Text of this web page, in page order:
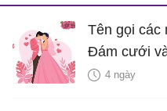
Tên gọi các
Đám cưới
là bao nhiêu
4 ngày